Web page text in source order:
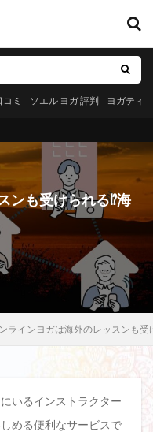
ミ ソエル ヨガ 評判 ヨガティブ
ンも受けられる⁉海
ラインヨガは海外のレッスンも
いるインストラクター
める便利なサービスで